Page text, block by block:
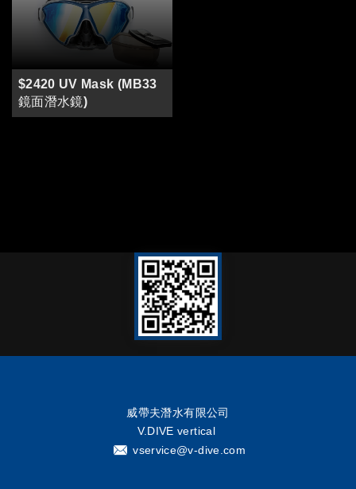
$2420 UV Mask (MB33
鏡面潛水鏡)
威帶夫潛水有限公司
V.DIVE vertical
vservice@v-dive.com